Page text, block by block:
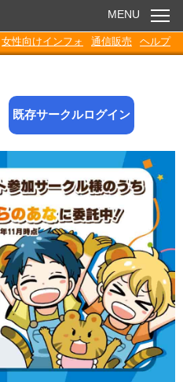
お知らせ
電子書籍
Q&A
各種ダウンロード
MENU
女性向けインフォ 通信販売 ヘルプ
既存サークルログイン